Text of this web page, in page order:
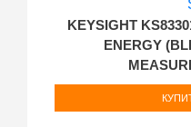
KEYSIGHT
ENERGY